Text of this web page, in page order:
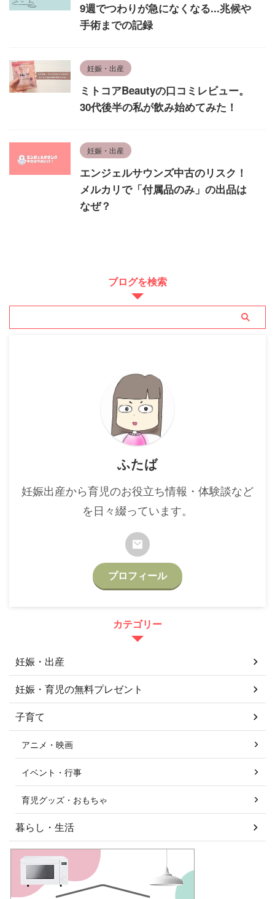
9週でつわりが急になくなる...兆候や
手術までの記録
妊娠・出産
ミトコアBeautyの口コミレビュー。
30代後半の私が飲み始めてみた！
妊娠・出産
エンジェルサウンズ中古のリスク！
メルカリで「付属品のみ」の出品は
なぜ？
ブログを検索
ふたば
妊娠出産から育児のお役立ち情報・体験談など
を日々綴っています。
プロフィール
カテゴリー
妊娠・出産
妊娠・育児の無料プレゼント
子育て
アニメ・映画
イベント・行事
育児グッズ・おもちゃ
暮らし・生活